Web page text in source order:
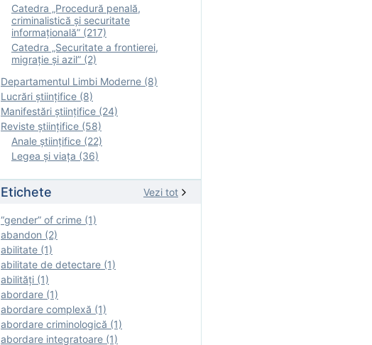
Catedra „Procedură penală,
criminalistică și securitate
informațională” (217)
Catedra „Securitate a frontierei,
migrație și azil” (2)
Departamentul Limbi Moderne (8)
Lucrări științifice (8)
Manifestări ştiinţifice (24)
Reviste ştiinţifice (58)
Anale ştiinţifice (22)
Legea şi viaţa (36)
Etichete Vezi tot
“gender” of crime (1)
abandon (2)
abilitate (1)
abilitate de detectare (1)
abilităţi (1)
abordare (1)
abordare complexă (1)
abordare criminologică (1)
abordare integratoare (1)